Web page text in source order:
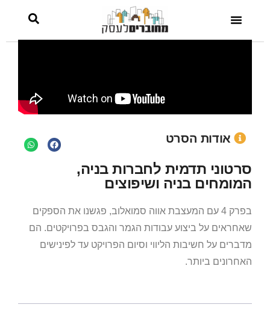
אודות הסרט
סרטוני תדמית לחברות בניה,
המומחים בניה ושיפוצים
בפרק 4 עם המעצבת אווה סמואלוב, פגשנו את הספקים
שאחראים על ביצוע עבודות הגמר והגבס בפרויקטים. הם
מדברים על חשיבות הליווי וסיום הפרויקט עד לפינישים
האחרונים ביותר.